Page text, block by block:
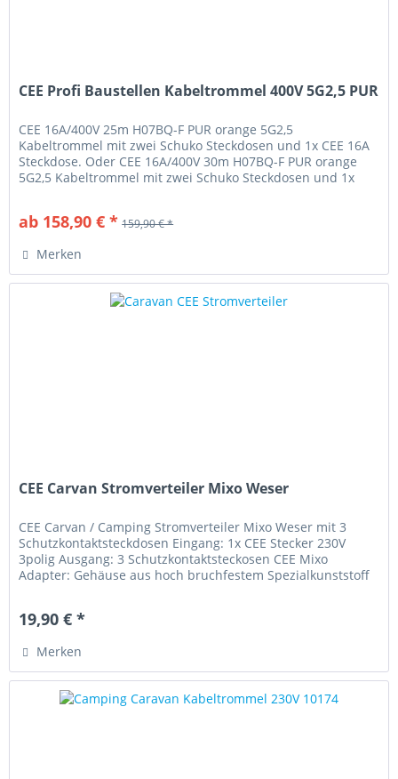
CEE Profi Baustellen Kabeltrommel 400V 5G2,5 PUR
CEE 16A/400V 25m H07BQ-F PUR orange 5G2,5
Kabeltrommel mit zwei Schuko Steckdosen und 1x CEE 16A
Steckdose. Oder CEE 16A/400V 30m H07BQ-F PUR orange
5G2,5 Kabeltrommel mit zwei Schuko Steckdosen und 1x
ab 158,90 € * 159,90 € *
Merken
CEE Carvan Stromverteiler Mixo Weser
CEE Carvan / Camping Stromverteiler Mixo Weser mit 3
Schutzkontaktsteckdosen Eingang: 1x CEE Stecker 230V
3polig Ausgang: 3 Schutzkontaktsteckosen CEE Mixo
Adapter: Gehäuse aus hoch bruchfestem Spezialkunststoff
19,90 € *
Merken